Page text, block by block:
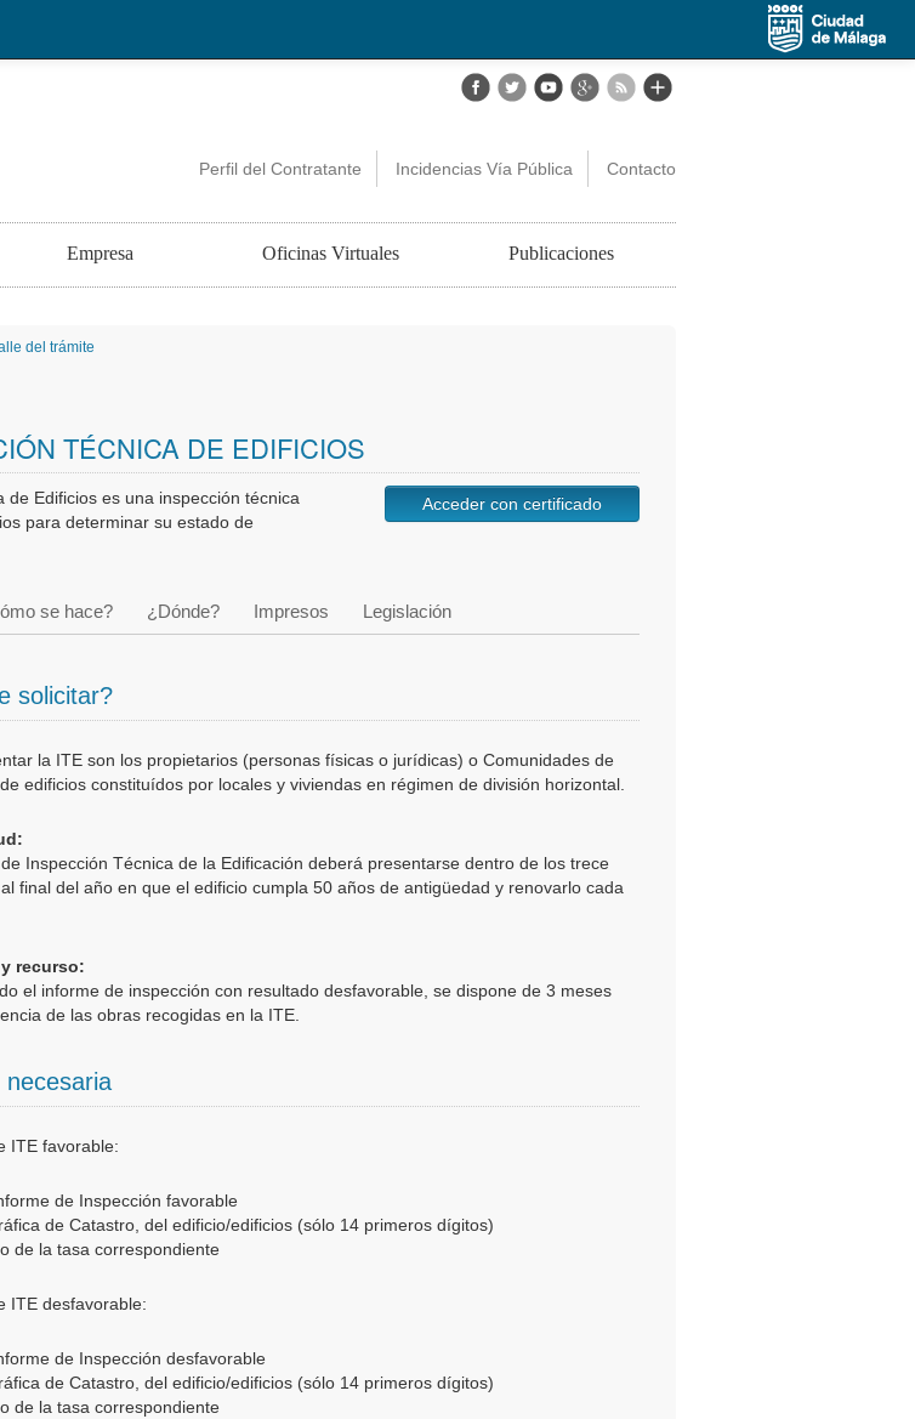
Perfil del Contratante Incidencias Vía Pública Contacto
Empresa Oficinas Virtuales Publicaciones
del trámite
TÉCNICA DE EDIFICIOS
de Edificios es una inspección técnica
para determinar su estado de
Acceder con certificado
se hace? ¿Dónde? Impresos Legislación
solicitar?
la ITE son los propietarios (personas físicas o jurídicas) o Comunidades de
edificios constituídos por locales y viviendas en régimen de división horizontal.
Inspección Técnica de la Edificación deberá presentarse dentro de los trece
final del año en que el edificio cumpla 50 años de antigüedad y renovarlo cada
recurso:
el informe de inspección con resultado desfavorable, se dispone de 3 meses
de las obras recogidas en la ITE.
necesaria
ITE favorable:
de Inspección favorable
de Catastro, del edificio/edificios (sólo 14 primeros dígitos)
de la tasa correspondiente
ITE desfavorable:
de Inspección desfavorable
de Catastro, del edificio/edificios (sólo 14 primeros dígitos)
de la tasa correspondiente